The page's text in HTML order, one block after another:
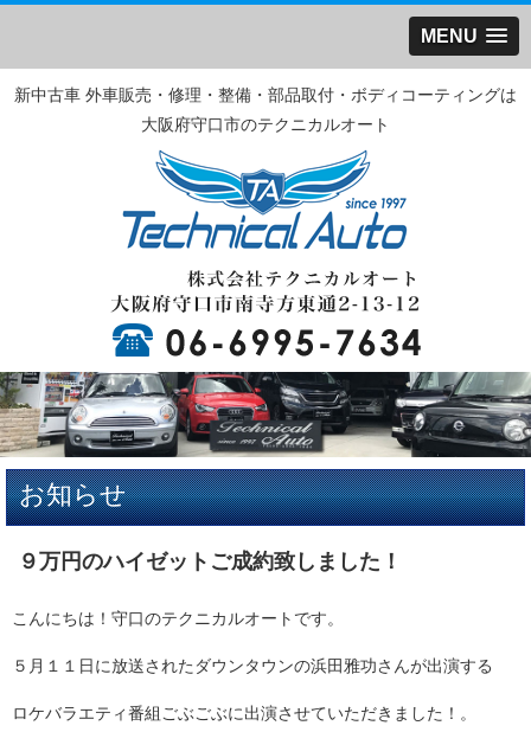
MENU
新中古車 外車販売・修理・整備・部品取付・ボディコーティングは
大阪府守口市のテクニカルオート
お知らせ
９万円のハイゼットご成約致しました！
こんにちは！守口のテクニカルオートです。
５月１１日に放送されたダウンタウンの浜田雅功さんが出演する
ロケバラエティ番組ごぶごぶに出演させていただきました！。